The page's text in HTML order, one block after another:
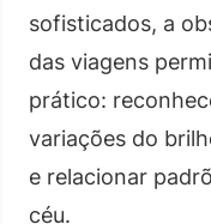
sofisticados, a
das viagens
prático:
variações do
e relacionar
céu.